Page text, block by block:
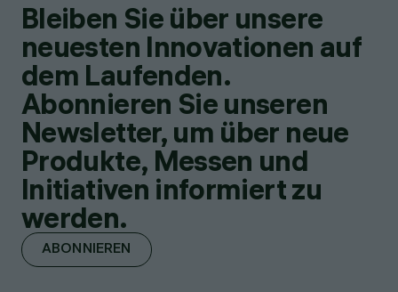
Bleiben Sie über unsere
neuesten Innovationen auf
dem Laufenden.
Abonnieren Sie unseren
Newsletter, um über neue
Produkte, Messen und
Initiativen informiert zu
werden.
ABONNIEREN